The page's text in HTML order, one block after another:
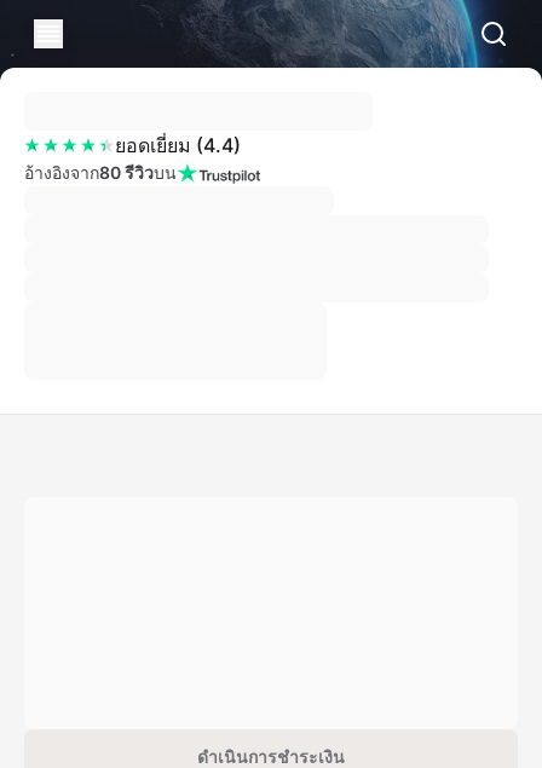
ยอดเยี่ยม (4.4)
อ้างอิงจาก80 รีวิวบน
ดำเนินการชำระเงิน